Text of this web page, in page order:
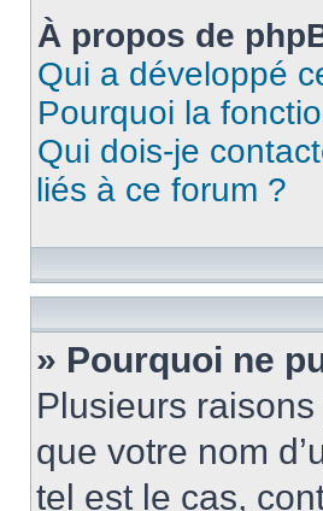
À propos de
Qui a développé
Pourquoi la
Qui dois-je
liés à ce forum ?
» Pourquoi ne
Plusieurs
que votre nom
tel est le cas,